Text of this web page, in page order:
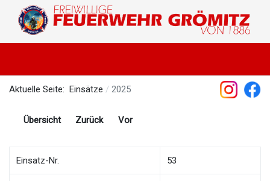
Aktuelle Seite: Einsätze 2025
Übersicht Zurück Vor
Einsatz-Nr. 53